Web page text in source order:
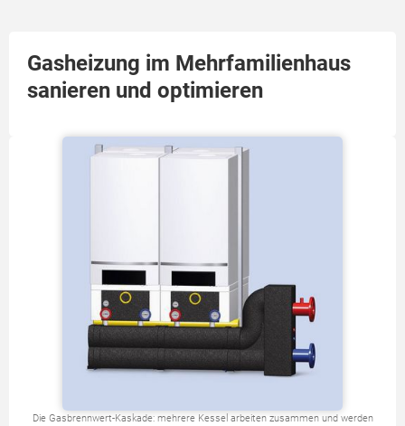
Gasheizung im Mehrfamilienhaus
sanieren und optimieren
Die Gasbrennwert-Kaskade: mehrere Kessel arbeiten zusammen und werden